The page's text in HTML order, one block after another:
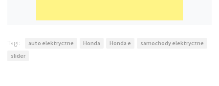
Tagi: auto elektryczne Honda Honda e
samochody elektryczne
slider